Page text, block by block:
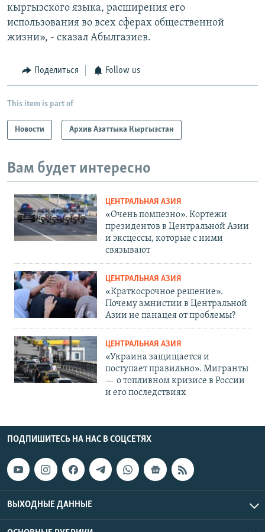
кыргызского языка, расширения его
использования во всех сферах общественной
жизни», - сказал Абылгазиев.
Поделиться Follow us
This item is part of
Новости Архив Азаттыка Кыргызстан
Вам будет интересно
ЦЕНТРАЛЬНАЯ АЗИЯ
«Очень помпезно». Кортежи
президентов в Центральной Азии
и эксцессы, которые с ними
связывают
ЦЕНТРАЛЬНАЯ АЗИЯ
«Краткосрочное решение».
Почему амнистии в Центральной
Азии не панацея от проблемы?
ЦЕНТРАЛЬНАЯ АЗИЯ
«Украина защищается и
поступает правильно». Мигранты
— о топливном кризисе в России
и его последствиях
ПОДПИШИТЕСЬ НА НАС В СОЦСЕТЯХ
ВЫХОДНЫЕ ДАННЫЕ